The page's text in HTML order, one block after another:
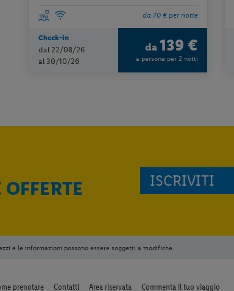
da 70 € per notte
Check-in
dal 22/08/26
al 30/10/26
da 139 €
a persona per 2 notti
ISCRIVITI
e le informazioni possono essere soggetti a modifiche.
prenotare Contatti Area riservata Commenta il tuo viaggio